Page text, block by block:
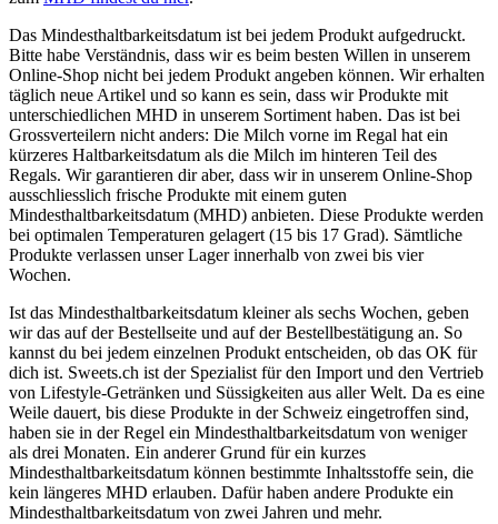
Das Mindesthaltbarkeitsdatum ist bei jedem Produkt aufgedruckt.
Bitte habe Verständnis, dass wir es beim besten Willen in unserem
Online-Shop nicht bei jedem Produkt angeben können. Wir erhalten
täglich neue Artikel und so kann es sein, dass wir Produkte mit
unterschiedlichen MHD in unserem Sortiment haben. Das ist bei
Grossverteilern nicht anders: Die Milch vorne im Regal hat ein
kürzeres Haltbarkeitsdatum als die Milch im hinteren Teil des
Regals. Wir garantieren dir aber, dass wir in unserem Online-Shop
ausschliesslich frische Produkte mit einem guten
Mindesthaltbarkeitsdatum (MHD) anbieten. Diese Produkte werden
bei optimalen Temperaturen gelagert (15 bis 17 Grad). Sämtliche
Produkte verlassen unser Lager innerhalb von zwei bis vier
Wochen.
Ist das Mindesthaltbarkeitsdatum kleiner als sechs Wochen, geben
wir das auf der Bestellseite und auf der Bestellbestätigung an. So
kannst du bei jedem einzelnen Produkt entscheiden, ob das OK für
dich ist. Sweets.ch ist der Spezialist für den Import und den Vertrieb
von Lifestyle-Getränken und Süssigkeiten aus aller Welt. Da es eine
Weile dauert, bis diese Produkte in der Schweiz eingetroffen sind,
haben sie in der Regel ein Mindesthaltbarkeitsdatum von weniger
als drei Monaten. Ein anderer Grund für ein kurzes
Mindesthaltbarkeitsdatum können bestimmte Inhaltsstoffe sein, die
kein längeres MHD erlauben. Dafür haben andere Produkte ein
Mindesthaltbarkeitsdatum von zwei Jahren und mehr.